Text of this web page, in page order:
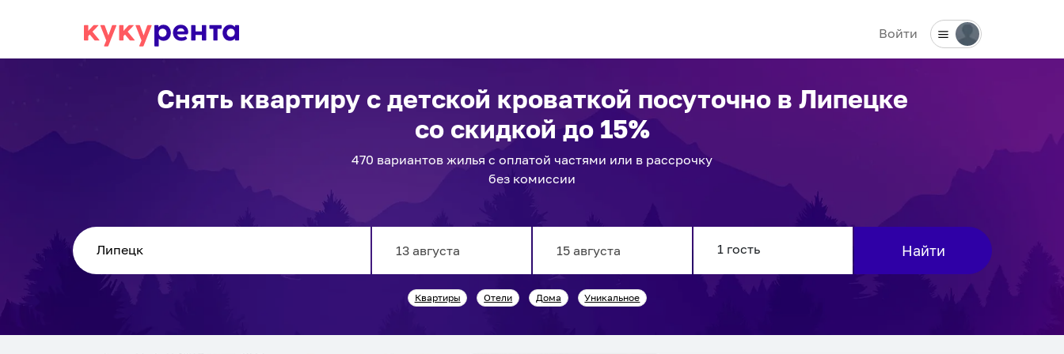
Войти
Снять квартиру с детской кроваткой посуточно в Липецке
со скидкой до 15%
470 вариантов жилья с оплатой частями или в рассрочку
без комиссии
forward
interact
backward
interact
Найти
Квартиры Отели Дома Уникальное